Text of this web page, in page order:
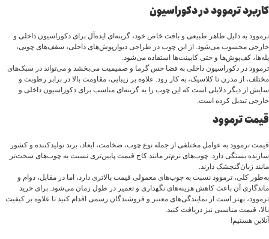
کاربرد ترموود در دکوراسیون
ترموود به دلیل ظاهر طبیعی و بافت خاص خود، گزینه‌ای ایده‌آل برای دکوراسیون داخلی و
خارجی محسوب می‌شود. از این چوب در طراحی دیوارپوش‌های داخلی، سقف‌های چوبی،
پله‌ها، کف‌پوش‌ها و حتی کابینت‌ها استفاده می‌شود.
ترموود در دکوراسیون داخلی به فضا حس گرما و صمیمیت می‌بخشد و می‌تواند در سبک‌های
مختلف، از مدرن تا کلاسیک، به کار رود. علاوه بر زیبایی، مقاومت بالا در برابر رطوبت و
سایش از دیگر دلایلی است که این چوب را به گزینه‌ای مناسب برای دکوراسیون داخلی و
خارجی تبدیل کرده است.
قیمت ترموود
قیمت ترموود به عوامل مختلفی از جمله نوع چوب، ضخامت، ابعاد، برند تولیدکننده و کشور
سازنده بستگی دارد. چوب‌های نرم‌تر مانند کاج قیمت پایین‌تری نسبت به چوب‌های سخت‌تر
مانند زبان‌گنجشک دارند.
به‌طور کلی، ترموود نسبت به چوب‌های معمولی قیمت بالاتری دارد، اما در مقابل، دوام و
ماندگاری آن باعث کاهش هزینه‌های نگهداری و تعمیر در طول زمان می‌شود. برای خرید
ترموود، بهتر است از نمایندگی‌های معتبر و فروشندگان رسمی اقدام کنید تا علاوه بر کیفیت
بالا، قیمت مناسبی نیز دریافت کنید.
آنلاین هستیم!